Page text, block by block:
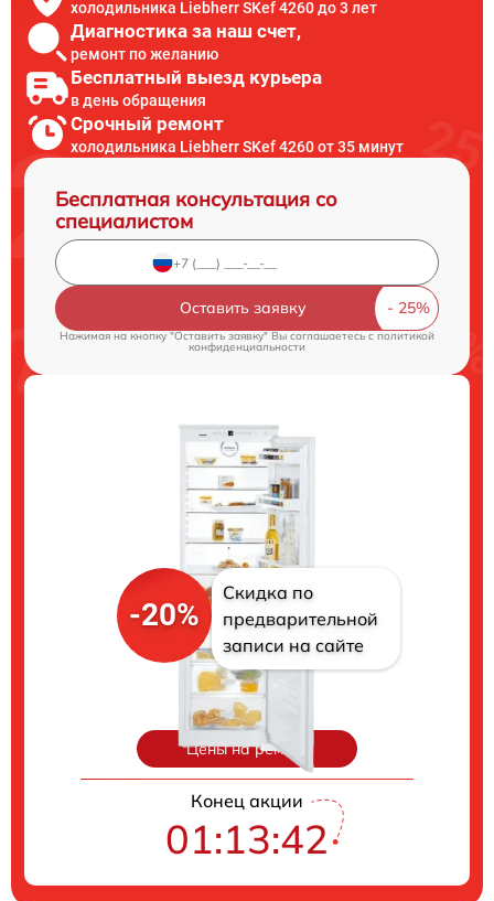
холодильника Liebherr SKef 4260 до 3 лет
Диагностика за наш счет,
ремонт по желанию
Бесплатный выезд курьера
в день обращения
Срочный ремонт
холодильника Liebherr SKef 4260 от 35 минут
Бесплатная консультация со
специалистом
Оставить заявку
Нажимая на кнопку "Оставить заявку" Вы соглашаетесь cполитикой
конфиденциальности
-20%
Скидка по
предварительной
записи на сайте
Цены на ремонт
Конец акции
01:13:41